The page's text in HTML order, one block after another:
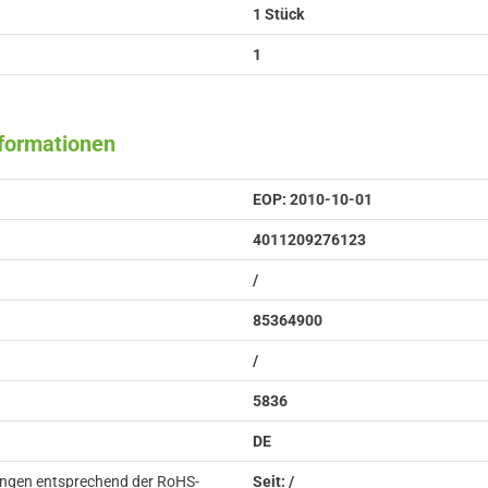
1 Stück
1
EOP: 2010-10-01
4011209276123
/
85364900
/
5836
DE
entsprechend der RoHS- Seit: /